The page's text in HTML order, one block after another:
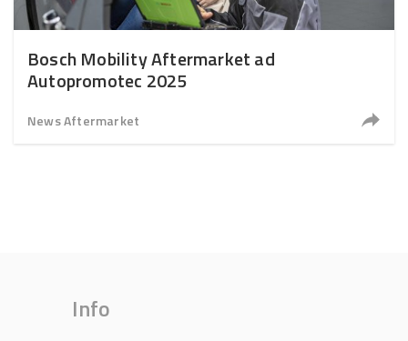
Bosch Mobility Aftermarket ad
Autopromotec 2025
News Aftermarket
Info